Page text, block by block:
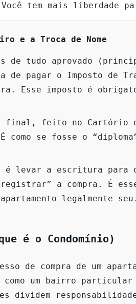
Você tem mais liberdade
e a Troca de Nome
de tudo aprovado
pagar o Imposto de
Esse imposto é
final, feito no Cartório
como se fosse o
é levar a escritura para
a compra. É
legalmente seu.
é o Condomínio)
de compra de um
como um bairro particular
dividem